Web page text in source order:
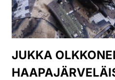
JUKKA